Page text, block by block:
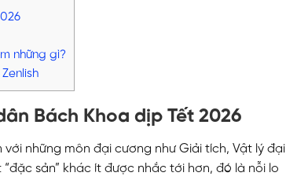
những gì?
Bách Khoa dịp Tết 2026
với những môn đại cương như Giải tích, Vật lý đại
sản” khác ít được nhắc tới hơn, đó là nỗi lo